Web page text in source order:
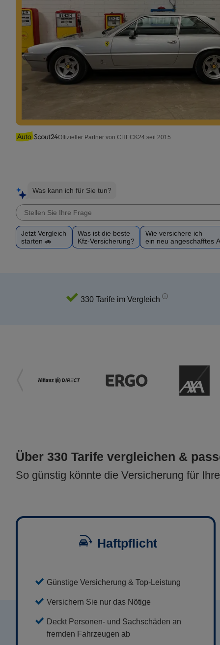
Offizieller Partner von CHECK24 seit 2015
Was kann ich für Sie tun?
Jetzt Vergleich
starten 🚗
Was ist die beste
Kfz-Versicherung?
Wie versichere ich
ein neu angeschafftes
330 Tarife im Vergleich
Über 330 Tarife vergleichen &
So günstig könnte die Versicherung für
Haftpflicht
Günstige Versicherung & Top-Leistung
Versichern Sie nur das Nötige
Deckt Personen- und Sachschäden an
fremden Fahrzeugen ab